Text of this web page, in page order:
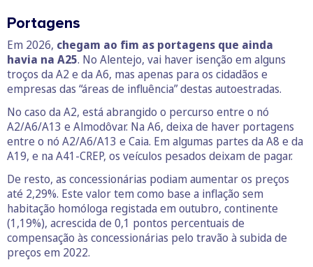
Portagens
Em 2026, chegam ao fim as portagens que ainda
havia na A25. No Alentejo, vai haver isenção em alguns
troços da A2 e da A6, mas apenas para os cidadãos e
empresas das “áreas de influência” destas autoestradas.
No caso da A2, está abrangido o percurso entre o nó
A2/A6/A13 e Almodôvar. Na A6, deixa de haver portagens
entre o nó A2/A6/A13 e Caia. Em algumas partes da A8 e da
A19, e na A41-CREP, os veículos pesados deixam de pagar.
De resto, as concessionárias podiam aumentar os preços
até 2,29%. Este valor tem como base a inflação sem
habitação homóloga registada em outubro, continente
(1,19%), acrescida de 0,1 pontos percentuais de
compensação às concessionárias pelo travão à subida de
preços em 2022.